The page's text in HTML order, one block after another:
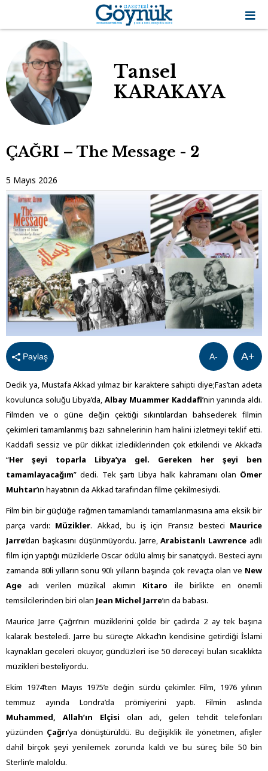
Tansel
KARAKAYA
ÇAĞRI – The Message - 2
5 Mayıs 2026
Paylaş A+
A-
Dedik ya, Mustafa Akkad yılmaz bir karaktere sahipti diye;Fas’tan adeta
kovulunca soluğu Libya’da,Albay Muammer Kaddafi’nin yanında aldı.
Filmden ve o güne değin çektiği sıkıntılardan bahsederek filmin
çekimleri tamamlanmış bazı sahnelerinin ham halini izletmeyi teklif etti.
Kaddafi sessiz ve pür dikkat izlediklerinden çok etkilendi ve Akkad’a
“Her şeyi toparla Libya’ya gel. Gereken her şeyi ben
tamamlayacağım” dedi. Tek şartı Libya halk kahramanı olan Ömer
Muhtar’ın hayatının da Akkad tarafından filme çekilmesiydi.
Film bin bir güçlüğe rağmen tamamlandı tamamlanmasına ama eksik bir
parça vardı: Müzikler. Akkad, bu iş için Fransız besteci Maurice
Jarre’dan başkasını düşünmüyordu. Jarre,Arabistanlı Lawrence adlı
film için yaptığı müziklerle Oscar ödülü almış bir sanatçıydı. Besteci aynı
zamanda 80li yılların sonu 90lı yılların başında çok revaçta olan ve New
Age adı verilen müzikal akımın Kitaro ile birlikte en önemli
temsilcilerinden biri olan Jean Michel Jarre’ın da babası.
Maurice Jarre Çağrı’nın müziklerini çölde bir çadırda 2 ay tek başına
kalarak besteledi. Jarre bu süreçte Akkad’ın kendisine getirdiği İslami
kaynakları geceleri okuyor, gündüzleri ise 50 dereceyi bulan sıcaklıkta
müzikleri besteliyordu.
Ekim 1974’ten Mayıs 1975’e değin sürdü çekimler. Film, 1976 yılının
temmuz ayında Londra’da prömiyerini yaptı. Filmin aslında
Muhammed, Allah’ın Elçisi olan adı, gelen tehdit telefonları
yüzünden Çağrı’ya dönüştürüldü. Bu değişiklik ile yönetmen, afişler
dahil birçok şeyi yenilemek zorunda kaldı ve bu süreç bile 50 bin
Sterlin’e maloldu.